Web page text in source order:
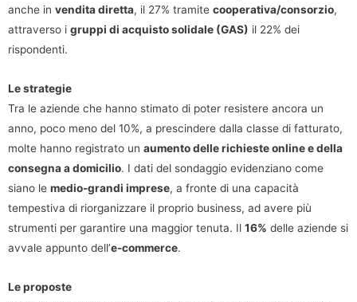
anche in vendita diretta, il 27% tramite cooperativa/consorzio,
attraverso i gruppi di acquisto solidale (GAS) il 22% dei
rispondenti.
Le strategie
Tra le aziende che hanno stimato di poter resistere ancora un
anno, poco meno del 10%, a prescindere dalla classe di fatturato,
molte hanno registrato un aumento delle richieste online e della
consegna a domicilio. I dati del sondaggio evidenziano come
siano le medio-grandi imprese, a fronte di una capacità
tempestiva di riorganizzare il proprio business, ad avere più
strumenti per garantire una maggior tenuta. Il 16% delle aziende si
avvale appunto dell’e-commerce.
Le proposte